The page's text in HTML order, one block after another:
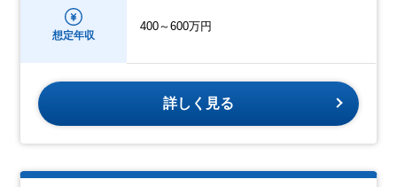
想定年収
400～600万円
詳しく見る